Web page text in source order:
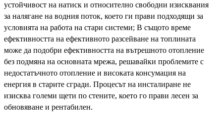
устойчивост на натиск и относително свободни изисквания
за налягане на водния поток, което ги прави подходящи за
условията на работа на стари системи; В същото време
ефективността на ефективното разсейване на топлината
може да подобри ефективността на вътрешното отопление
без подмяна на основната мрежа, решавайки проблемите с
недостатъчното отопление и високата консумация на
енергия в старите сгради. Процесът на инсталиране не
изисква големи щети по стените, което го прави лесен за
обновяване и рентабилен.